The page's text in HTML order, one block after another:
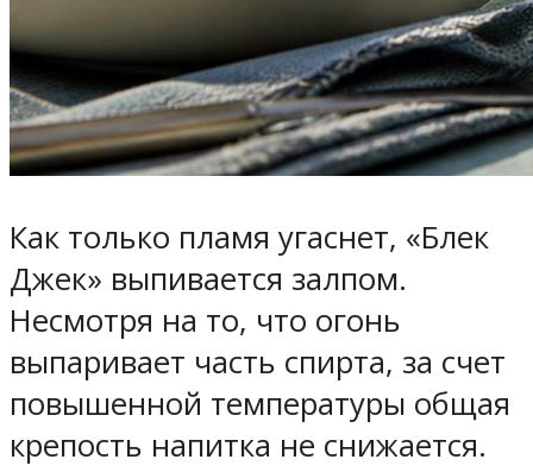
Как только пламя угаснет, «Блек
Джек» выпивается залпом.
Несмотря на то, что огонь
выпаривает часть спирта, за счет
повышенной температуры общая
крепость напитка не снижается.